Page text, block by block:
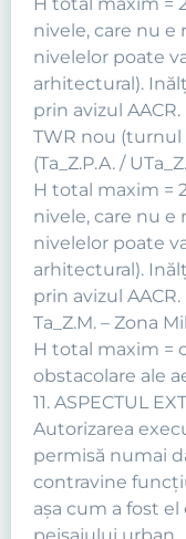
nivele, care nu
nivelelor poate
arhitectural).
prin avizul
TWR nou (turnul
(Ta_Z.P.A. /
H total maxim =
nivele, care nu
nivelelor poate
arhitectural).
prin avizul AACR.
Ta_Z.M. – Zona
H total maxim =
obstacolare ale
11. ASPECTUL
Autorizarea
permisă numai
contravine
aşa cum a fost